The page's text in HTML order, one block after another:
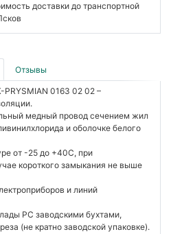
доставки до транспортной
Отзывы
0163 02 02 –
медный провод сечением жил
и оболочке белого
от -25 до +40С, при
короткого замыкания не выше
и линий
РС заводскими бухтами,
(не кратно заводской упаковке).